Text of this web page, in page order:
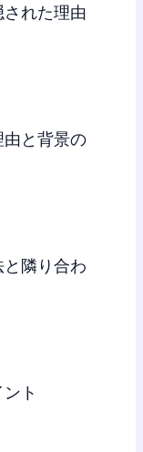
れた理由
と背景の
隣り合わ
ト